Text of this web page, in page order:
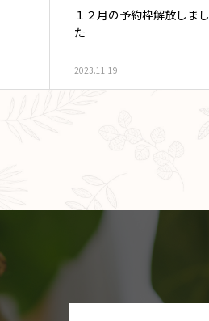
１２月の予約枠解放しまし
た
2023.11.19